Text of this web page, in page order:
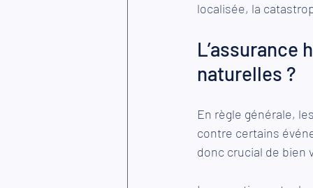
localisée, la
naturelles ?
En règle générale,
contre certains
donc crucial de bien